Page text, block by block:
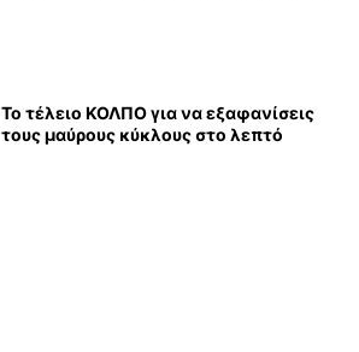
Το τέλειο ΚΟΛΠΟ για να εξαφανίσεις
τους μαύρους κύκλους στο λεπτό